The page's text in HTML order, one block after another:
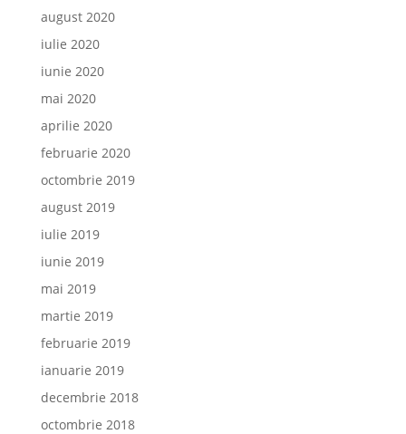
august 2020
iulie 2020
iunie 2020
mai 2020
aprilie 2020
februarie 2020
octombrie 2019
august 2019
iulie 2019
iunie 2019
mai 2019
martie 2019
februarie 2019
ianuarie 2019
decembrie 2018
octombrie 2018